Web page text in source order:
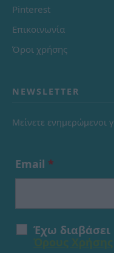
Pinterest
Επικοινωνία
Όροι χρήσης
NEWSLETTER
Μείνετε ενημερώμενοι
Email *
Έχω διαβάσει